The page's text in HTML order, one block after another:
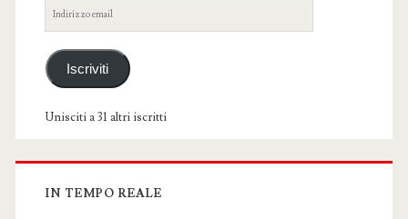
Indirizzo
email
Iscriviti
Unisciti a 31 altri iscritti
IN TEMPO REALE